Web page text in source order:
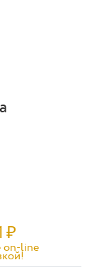
₽
on-line